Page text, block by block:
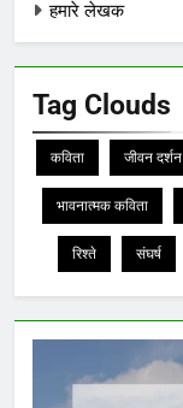
हमारे लेखक
Tag Clouds
कविता जीवन दर्शन
भावनात्मक कविता
रिश्ते संघर्ष